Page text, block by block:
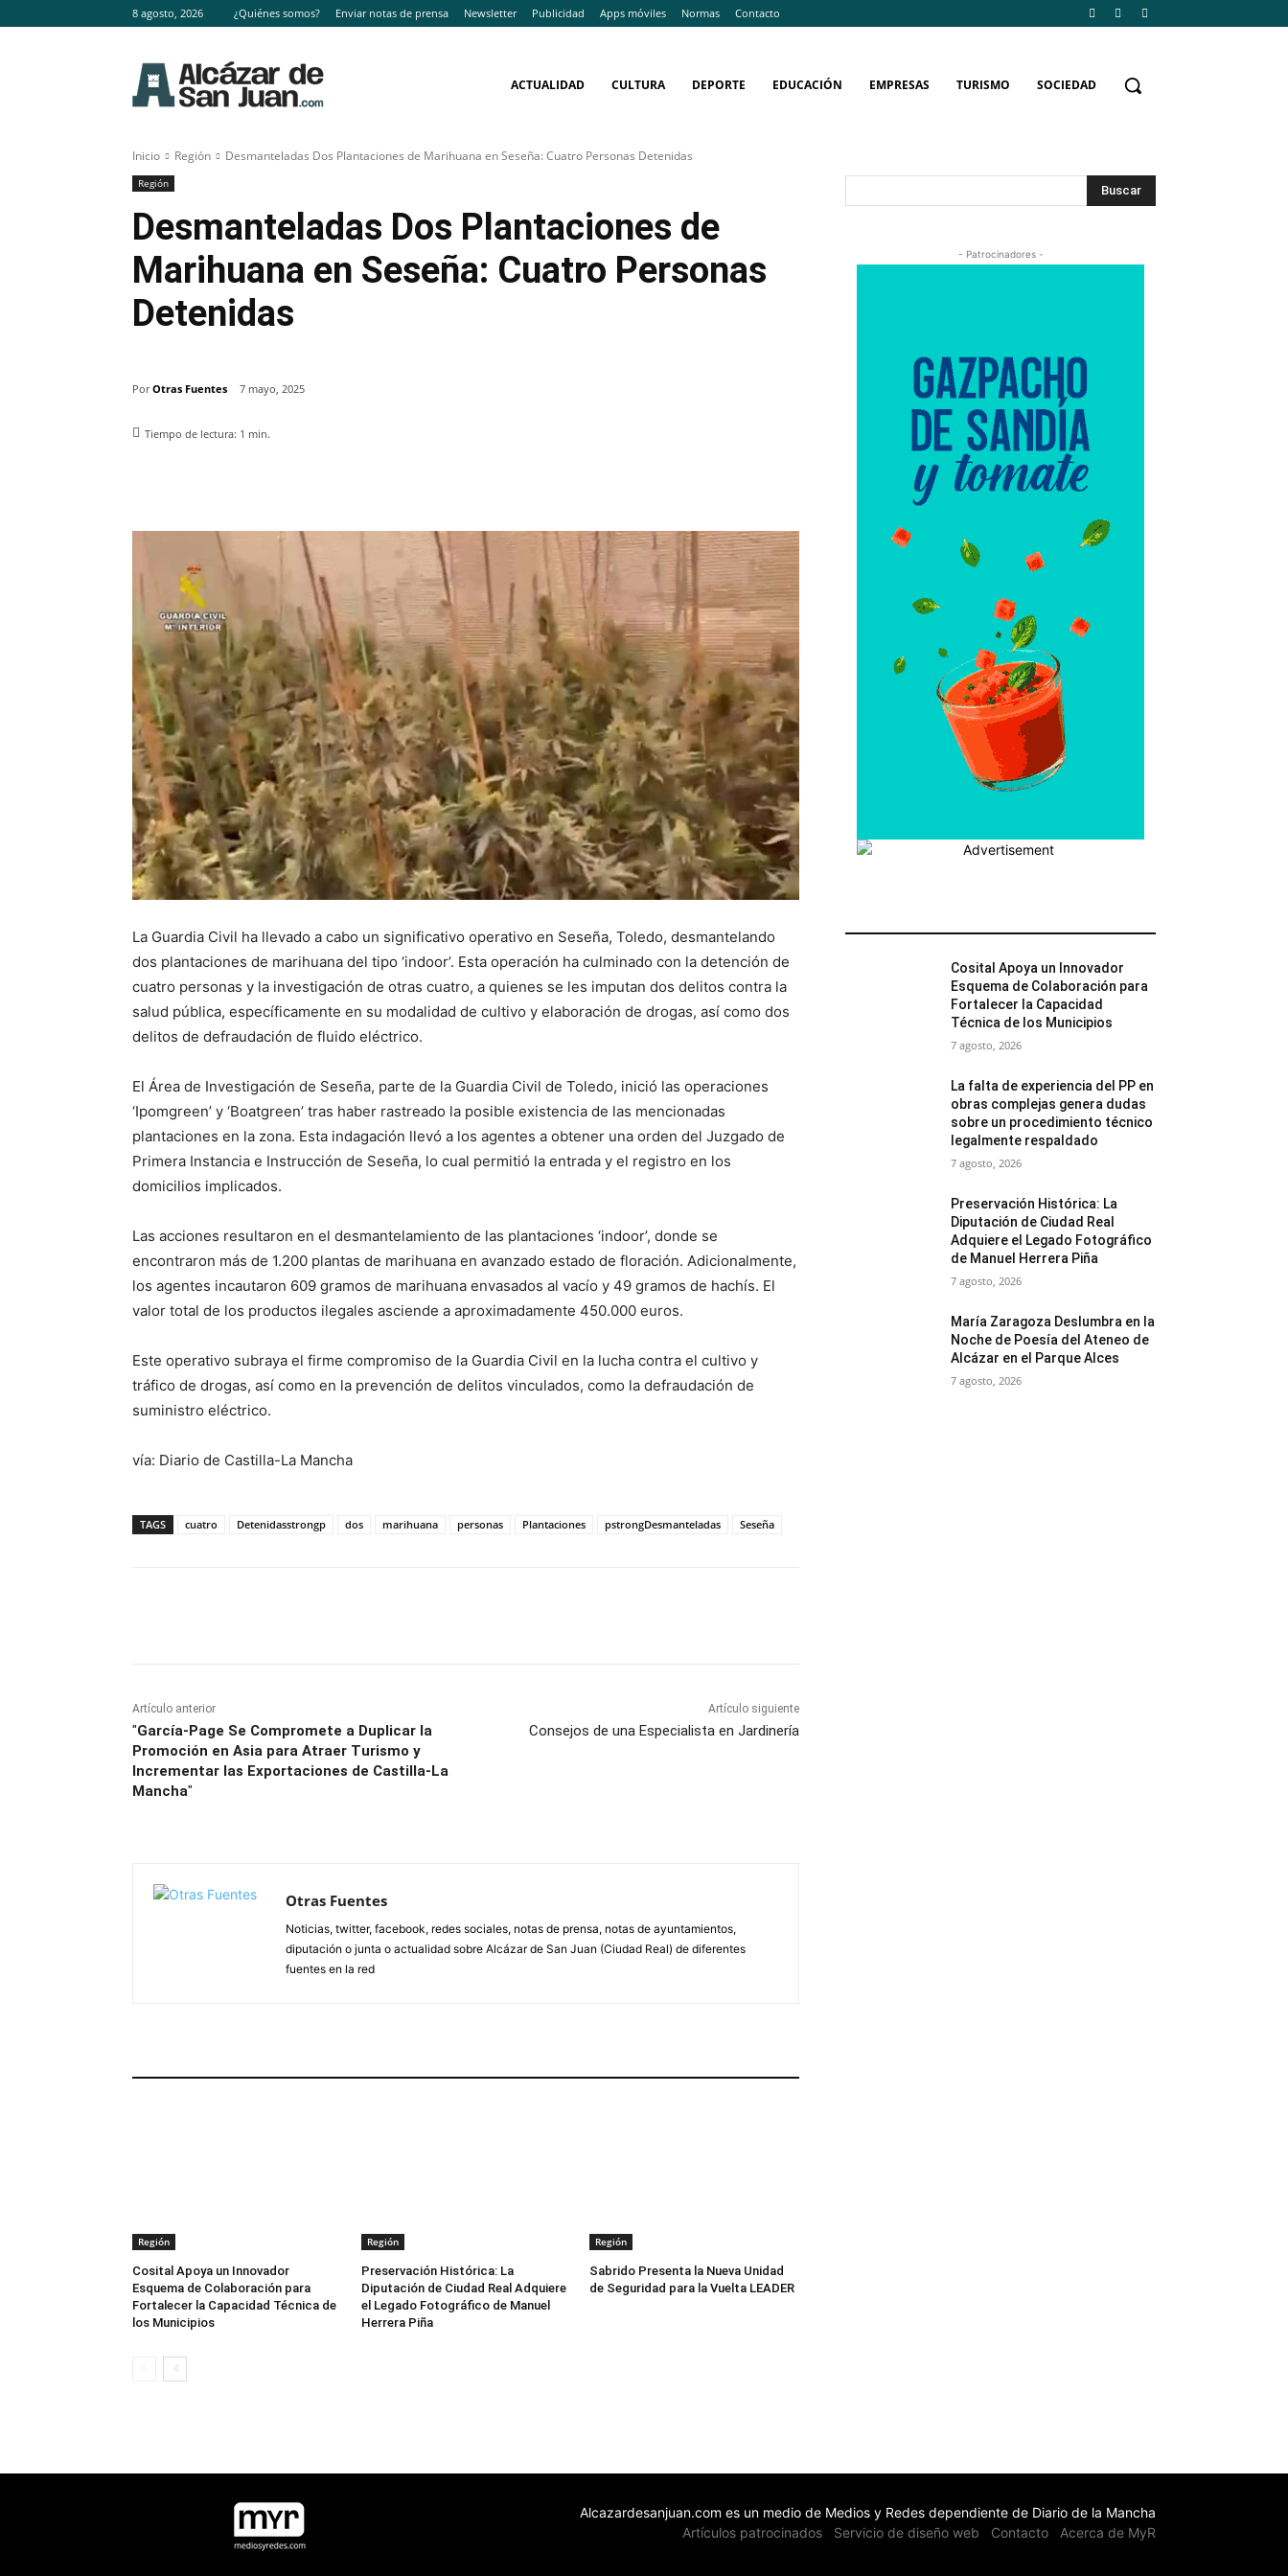
8 agosto, 2026 ¿Quiénes somos? Enviar notas de prensa Newsletter Publicidad Apps móviles Normas Contacto
ACTUALIDAD CULTURA DEPORTE EDUCACIÓN EMPRESAS TURISMO SOCIEDAD
Inicio Región Desmanteladas Dos Plantaciones de Marihuana en Seseña: Cuatro Personas Detenidas
Región
Desmanteladas Dos Plantaciones de
Marihuana en Seseña: Cuatro Personas
Detenidas
Por Otras Fuentes 7 mayo, 2025
Tiempo de lectura: 1 min.
La Guardia Civil ha llevado a cabo un significativo operativo en Seseña, Toledo, desmantelando
dos plantaciones de marihuana del tipo ‘indoor’. Esta operación ha culminado con la detención de
cuatro personas y la investigación de otras cuatro, a quienes se les imputan dos delitos contra la
salud pública, específicamente en su modalidad de cultivo y elaboración de drogas, así como dos
delitos de defraudación de fluido eléctrico.
El Área de Investigación de Seseña, parte de la Guardia Civil de Toledo, inició las operaciones
‘Ipomgreen’ y ‘Boatgreen’ tras haber rastreado la posible existencia de las mencionadas
plantaciones en la zona. Esta indagación llevó a los agentes a obtener una orden del Juzgado de
Primera Instancia e Instrucción de Seseña, lo cual permitió la entrada y el registro en los
domicilios implicados.
Las acciones resultaron en el desmantelamiento de las plantaciones ‘indoor’, donde se
encontraron más de 1.200 plantas de marihuana en avanzado estado de floración. Adicionalmente,
los agentes incautaron 609 gramos de marihuana envasados al vacío y 49 gramos de hachís. El
valor total de los productos ilegales asciende a aproximadamente 450.000 euros.
Este operativo subraya el firme compromiso de la Guardia Civil en la lucha contra el cultivo y
tráfico de drogas, así como en la prevención de delitos vinculados, como la defraudación de
suministro eléctrico.
vía: Diario de Castilla-La Mancha
TAGS cuatro Detenidasstrongp dos marihuana personas Plantaciones pstrongDesmanteladas Seseña
Artículo anterior
"García-Page Se Compromete a Duplicar la
Promoción en Asia para Atraer Turismo y
Incrementar las Exportaciones de Castilla-La
Mancha"
Artículo siguiente
Consejos de una Especialista en Jardinería
Otras Fuentes
Noticias, twitter, facebook, redes sociales, notas de prensa, notas de ayuntamientos,
diputación o junta o actualidad sobre Alcázar de San Juan (Ciudad Real) de diferentes
fuentes en la red
Región
Cosital Apoya un Innovador
Esquema de Colaboración para
Fortalecer la Capacidad Técnica de
los Municipios
Región
Preservación Histórica: La
Diputación de Ciudad Real Adquiere
el Legado Fotográfico de Manuel
Herrera Piña
Región
Sabrido Presenta la Nueva Unidad
de Seguridad para la Vuelta LEADER
Buscar
- Patrocinadores -
Cosital Apoya un Innovador
Esquema de Colaboración para
Fortalecer la Capacidad
Técnica de los Municipios
7 agosto, 2026
La falta de experiencia del PP en
obras complejas genera dudas
sobre un procedimiento técnico
legalmente respaldado
7 agosto, 2026
Preservación Histórica: La
Diputación de Ciudad Real
Adquiere el Legado Fotográfico
de Manuel Herrera Piña
7 agosto, 2026
María Zaragoza Deslumbra en la
Noche de Poesía del Ateneo de
Alcázar en el Parque Alces
7 agosto, 2026
Alcazardesanjuan.com es un medio de Medios y Redes dependiente de Diario de la Mancha
Artículos patrocinados
Servicio de diseño web Contacto Acerca de MyR